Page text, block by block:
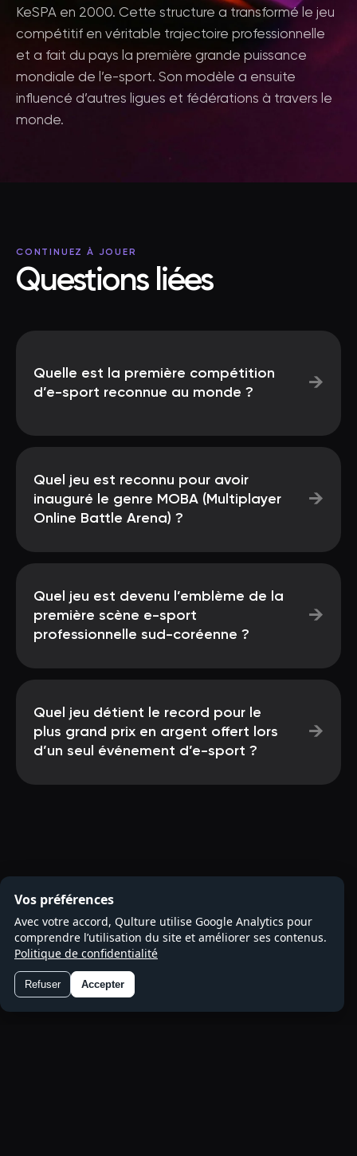
KeSPA en 2000. Cette structure a transformé le jeu
compétitif en véritable trajectoire professionnelle
et a fait du pays la première grande puissance
mondiale de l’e-sport. Son modèle a ensuite
influencé d’autres ligues et fédérations à travers le
monde.
CONTINUEZ À JOUER
Questions liées
Quelle est la première compétition
d’e-sport reconnue au monde ?
→
Quel jeu est reconnu pour avoir
inauguré le genre MOBA (Multiplayer
Online Battle Arena) ?
→
Quel jeu est devenu l’emblème de la
première scène e-sport
professionnelle sud-coréenne ?
→
Quel jeu détient le record pour le
plus grand prix en argent offert lors
d’un seul événement d’e-sport ?
→
Vos préférences
Avec votre accord, Qulture utilise Google Analytics pour
comprendre l’utilisation du site et améliorer ses contenus.
Politique de confidentialité
Refuser Accepter